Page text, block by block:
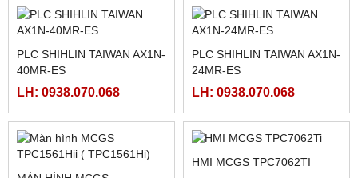
FATEK FBS-4A2D
LH: 0938.070.068
NGUỒN MEANWELL LRS-
350-48